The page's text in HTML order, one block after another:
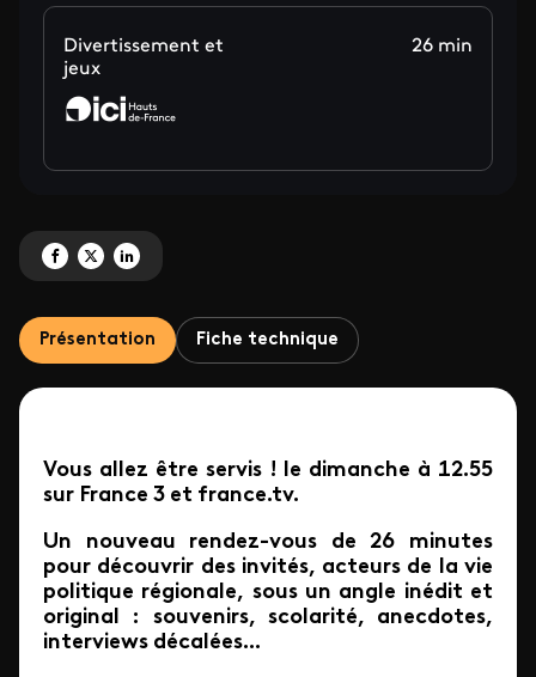
Divertissement et
jeux
26 min
Partagez 'Vous allez être servis !' sur Facebook
Partagez 'Vous allez être servis !' sur X
Partagez 'Vous allez être servis !' sur LinkedIn
Présentation Fiche technique
Vous allez être servis ! le dimanche à 12.55
sur France 3 et france.tv.
Un nouveau rendez-vous de 26 minutes
pour découvrir des invités, acteurs de la vie
politique régionale, sous un angle inédit et
original : souvenirs, scolarité, anecdotes,
interviews décalées...